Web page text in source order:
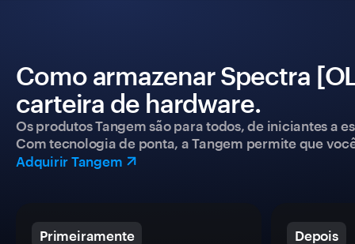
Como armazenar Spectra
carteira de hardware.
Os produtos Tangem são para todos, de iniciantes a
Com tecnologia de ponta, a Tangem permite que
Adquirir Tangem
Primeiramente Depois